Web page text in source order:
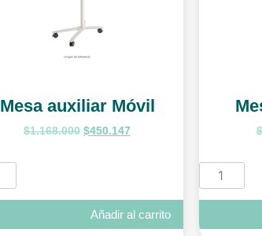
Mesa auxiliar Móvil
$1.168.000 $450.147
Añadir al carrito
$